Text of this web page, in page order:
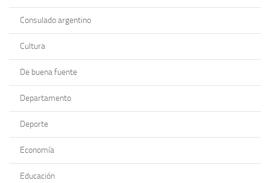
Consulado argentino
Cultura
De buena fuente
Departamento
Deporte
Economía
Educación